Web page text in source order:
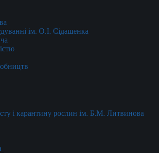
ім. О.І. Сідашенка
і карантину рослин ім. Б.М. Литвинова